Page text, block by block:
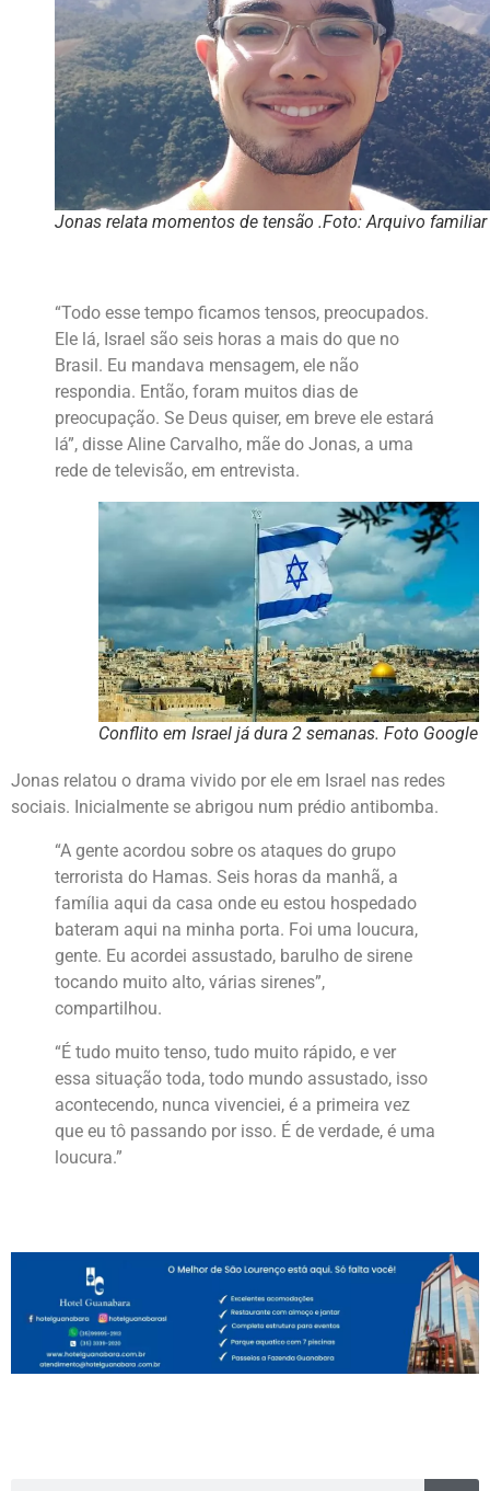
Jonas relata momentos de tensão .Foto: Arquivo familiar
“Todo esse tempo ficamos tensos, preocupados.
Ele lá, Israel são seis horas a mais do que no
Brasil. Eu mandava mensagem, ele não
respondia. Então, foram muitos dias de
preocupação. Se Deus quiser, em breve ele estará
lá”, disse Aline Carvalho, mãe do Jonas, a uma
rede de televisão, em entrevista.
Conflito em Israel já dura 2 semanas. Foto Google
Jonas relatou o drama vivido por ele em Israel nas redes
sociais. Inicialmente se abrigou num prédio antibomba.
“A gente acordou sobre os ataques do grupo
terrorista do Hamas. Seis horas da manhã, a
família aqui da casa onde eu estou hospedado
bateram aqui na minha porta. Foi uma loucura,
gente. Eu acordei assustado, barulho de sirene
tocando muito alto, várias sirenes”,
compartilhou.
“É tudo muito tenso, tudo muito rápido, e ver
essa situação toda, todo mundo assustado, isso
acontecendo, nunca vivenciei, é a primeira vez
que eu tô passando por isso. É de verdade, é uma
loucura.”